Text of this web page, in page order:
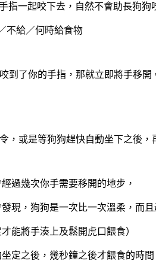
指一起咬下去，自然不會助長狗狗
不給／何時給食物
到了你的手指，那就立即將手移開
，或是等狗狗趕快自動坐下之後，
過幾次你手需要移開的地步，
現，狗狗是一次比一次溫柔，而
能將手湊上及鬆開虎口餵食）
定之後，幾秒鐘之後才餵食的時